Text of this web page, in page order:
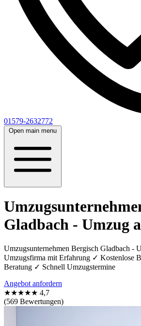
01579-2632772
Open main menu
Gladbach - Umzug
Umzugsunternehmen Bergisch Gladbach -
Umzugsfirma mit Erfahrung ✓ Kostenlose
Beratung ✓ Schnell Umzugstermine
Angebot anfordern
★★★★★ 4,7
(569 Bewertungen)